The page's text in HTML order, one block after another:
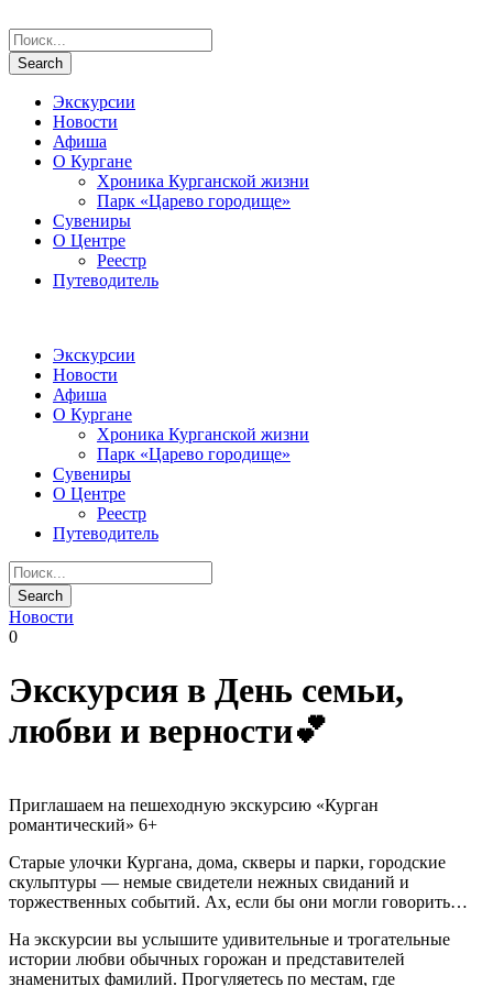
Экскурсии
Новости
Афиша
О Кургане
Хроника Курганской жизни
Парк «Царево городище»
Сувениры
О Центре
Реестр
Путеводитель
Экскурсии
Новости
Афиша
О Кургане
Хроника Курганской жизни
Парк «Царево городище»
Сувениры
О Центре
Реестр
Путеводитель
Новости
0
Экскурсия в День семьи,
любви и верности💕
Приглашаем на пешеходную экскурсию «Курган
романтический» 6+
Старые улочки Кургана, дома, скверы и парки, городские
скульптуры — немые свидетели нежных свиданий и
торжественных событий. Ах, если бы они могли говорить…
На экскурсии вы услышите удивительные и трогательные
истории любви обычных горожан и представителей
знаменитых фамилий. Прогуляетесь по местам, где